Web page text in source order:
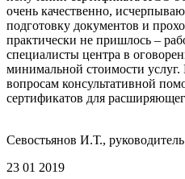
очень качественно,
подготовку документов и
практически не пришлось –
специалисты центра в
минимальной стоимости
вопросам консультативной
сертификатов для
Севостьянов И.Т.,
23 01 2019